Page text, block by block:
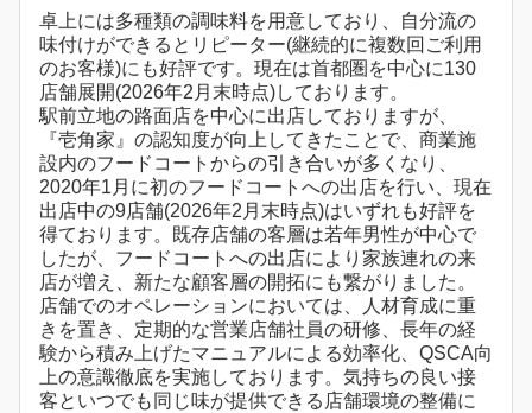
卓上には多種類の調味料を用意しており、自分流の
味付けができるとリピーター(継続的に複数回ご利用
のお客様)にも好評です。現在は首都圏を中心に130
店舗展開(2026年2月末時点)しております。
駅前立地の路面店を中心に出店しておりますが、
『壱角家』の認知度が向上してきたことで、商業施
設内のフードコートからの引き合いが多くなり、
2020年1月に初のフードコートへの出店を行い、現在
出店中の9店舗(2026年2月末時点)はいずれも好評を
得ております。既存店舗の客層は若年男性が中心で
したが、フードコートへの出店により家族連れの来
店が増え、新たな顧客層の開拓にも繋がりました。
店舗でのオペレーションにおいては、人材育成に重
きを置き、定期的な営業店舗社員の研修、長年の経
験から積み上げたマニュアルによる効率化、QSCA向
上の意識徹底を実施しております。気持ちの良い接
客といつでも同じ味が提供できる店舗環境の整備に